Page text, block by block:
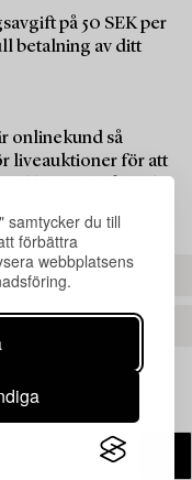
samtycker du till
förbättra
webbplatsens
på 50 SEK per
betalning av ditt
onlinekund så
liveauktioner för att
hos oss måste du